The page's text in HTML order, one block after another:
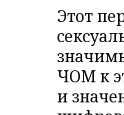
Этот
ЧОМ к
и